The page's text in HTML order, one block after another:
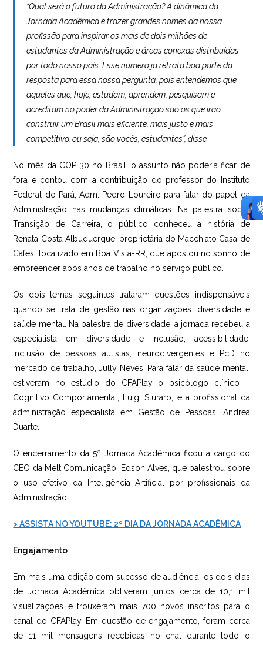
“Qual será o futuro da Administração? A dinâmica da
Jornada Acadêmica é trazer grandes nomes da nossa
profissão para inspirar os mais de dois milhões de
estudantes da Administração e áreas conexas distribuídas
por todo nosso país. Esse número já retrata boa parte da
resposta para essa nossa pergunta, pois entendemos que
aqueles que, hoje, estudam, aprendem, pesquisam e
acreditam no poder da Administração são os que irão
construir um Brasil mais eficiente, mais justo e mais
competitivo, ou seja, são vocês, estudantes”, disse.
No mês da COP 30 no Brasil, o assunto não poderia ficar de
fora e contou com a contribuição do professor do Instituto
Federal do Pará, Adm. Pedro Loureiro para falar do papel da
Administração nas mudanças climáticas. Na palestra sobre
Transição de Carreira, o público conheceu a história de
Renata Costa Albuquerque, proprietária do Macchiato Casa de
Cafés, localizado em Boa Vista-RR, que apostou no sonho de
empreender após anos de trabalho no serviço público.
Os dois temas seguintes trataram questões indispensáveis
quando se trata de gestão nas organizações: diversidade e
saúde mental. Na palestra de diversidade, a jornada recebeu a
especialista em diversidade e inclusão, acessibilidade,
inclusão de pessoas autistas, neurodivergentes e PcD no
mercado de trabalho, Jully Neves. Para falar da saúde mental,
estiveram no estúdio do CFAPlay o psicólogo clínico –
Cognitivo Comportamental, Luigi Sturaro, e a profissional da
administração especialista em Gestão de Pessoas, Andrea
Duarte.
O encerramento da 5ª Jornada Acadêmica ficou a cargo do
CEO da Melt Comunicação, Edson Alves, que palestrou sobre
o uso efetivo da Inteligência Artificial por profissionais da
Administração.
> ASSISTA NO YOUTUBE: 2º DIA DA JORNADA ACADÊMICA
Engajamento
Em mais uma edição com sucesso de audiência, os dois dias
de Jornada Acadêmica obtiveram juntos cerca de 10,1 mil
visualizações e trouxeram mais 700 novos inscritos para o
canal do CFAPlay. Em questão de engajamento, foram cerca
de 11 mil mensagens recebidas no chat durante todo o